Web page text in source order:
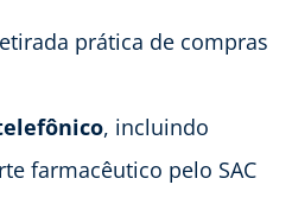
prática de compras
, incluindo
farmacêutico pelo SAC